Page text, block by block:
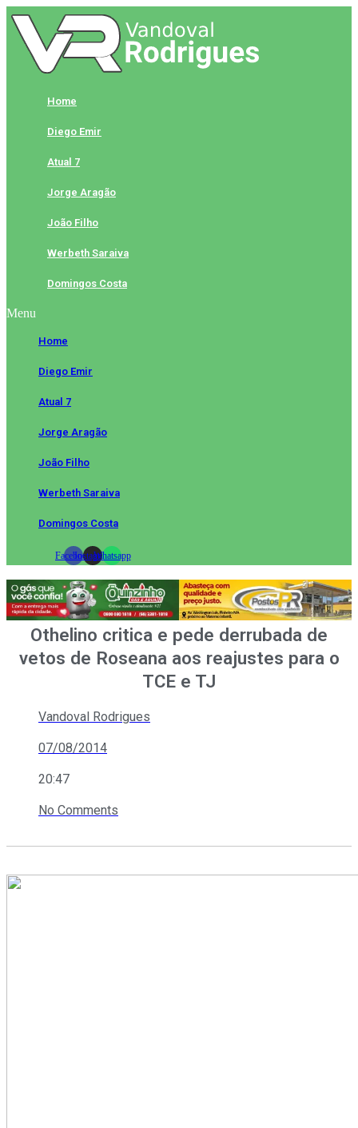
Skip
to
content
Home
Diego Emir
Atual 7
Jorge Aragão
João Filho
Werbeth Saraiva
Domingos Costa
Menu
Home
Diego Emir
Atual 7
Jorge Aragão
João Filho
Werbeth Saraiva
Domingos Costa
FacebookInstagramWhatsapp
Othelino critica e pede derrubada de
vetos de Roseana aos reajustes para o
TCE e TJ
Vandoval Rodrigues
07/08/2014
20:47
No Comments